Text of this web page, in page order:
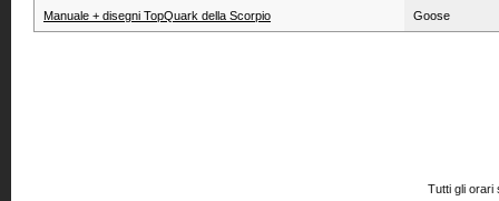
Manuale + disegni TopQuark della Scorpio Goose
Tutti gli orari